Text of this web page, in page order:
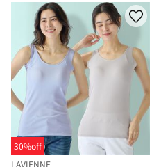
30%off
LAVIENNE